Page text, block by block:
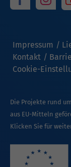
Impressum
Kontakt
Cookie-
Die Projekte rund
aus EU-Mitteln
Klicken Sie für